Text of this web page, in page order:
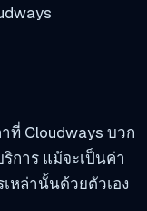
ที่ Cloudways บวก
การ แม้จะเป็นค่า
หล่านั้นด้วยตัวเอง